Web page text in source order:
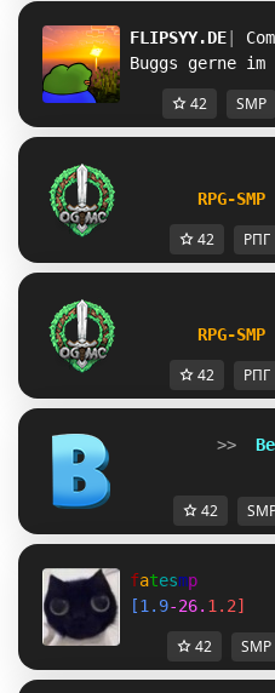
FLIPSYY.DE
Buggs gerne
42 SMP
RPG-
42 РПГ
RPG-
42 РПГ
>>
1.21
42
fatesmp
[1 . 9-26. 1 . 2]
42 SMP